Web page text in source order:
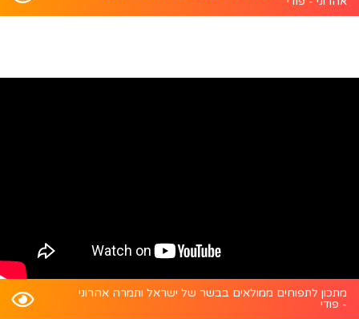
מתכון לתפוחים ממולאים בבשר של ישראל ותמרה אהרוני
- פודי